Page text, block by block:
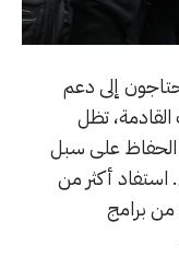
إلى دعم
القادمة، تظل
الحفاظ على سبل
أكثر من
600,000 شخص منذ بداية عام 2020 من برامج